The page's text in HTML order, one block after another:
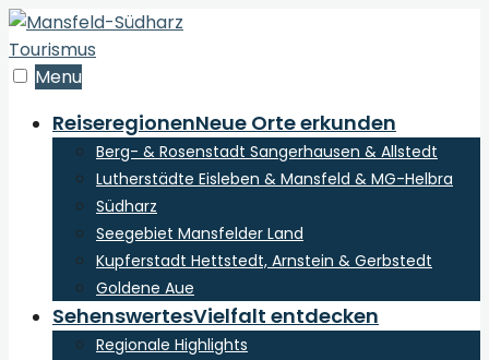
zum
Inhalt
derMenu
ReiseregionenNeue Orte erkunden
Berg- & Rosenstadt Sangerhausen & Allstedt
Lutherstädte Eisleben & Mansfeld & MG-Helbra
Südharz
Seegebiet Mansfelder Land
Kupferstadt Hettstedt, Arnstein & Gerbstedt
Goldene Aue
SehenswertesVielfalt entdecken
Regionale Highlights